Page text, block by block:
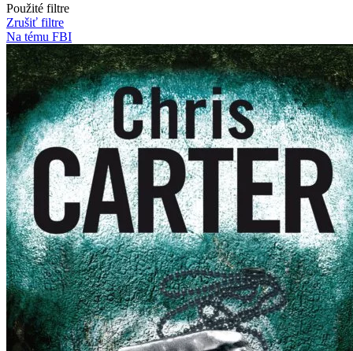
Použité filtre
Zrušiť filtre
Na tému FBI